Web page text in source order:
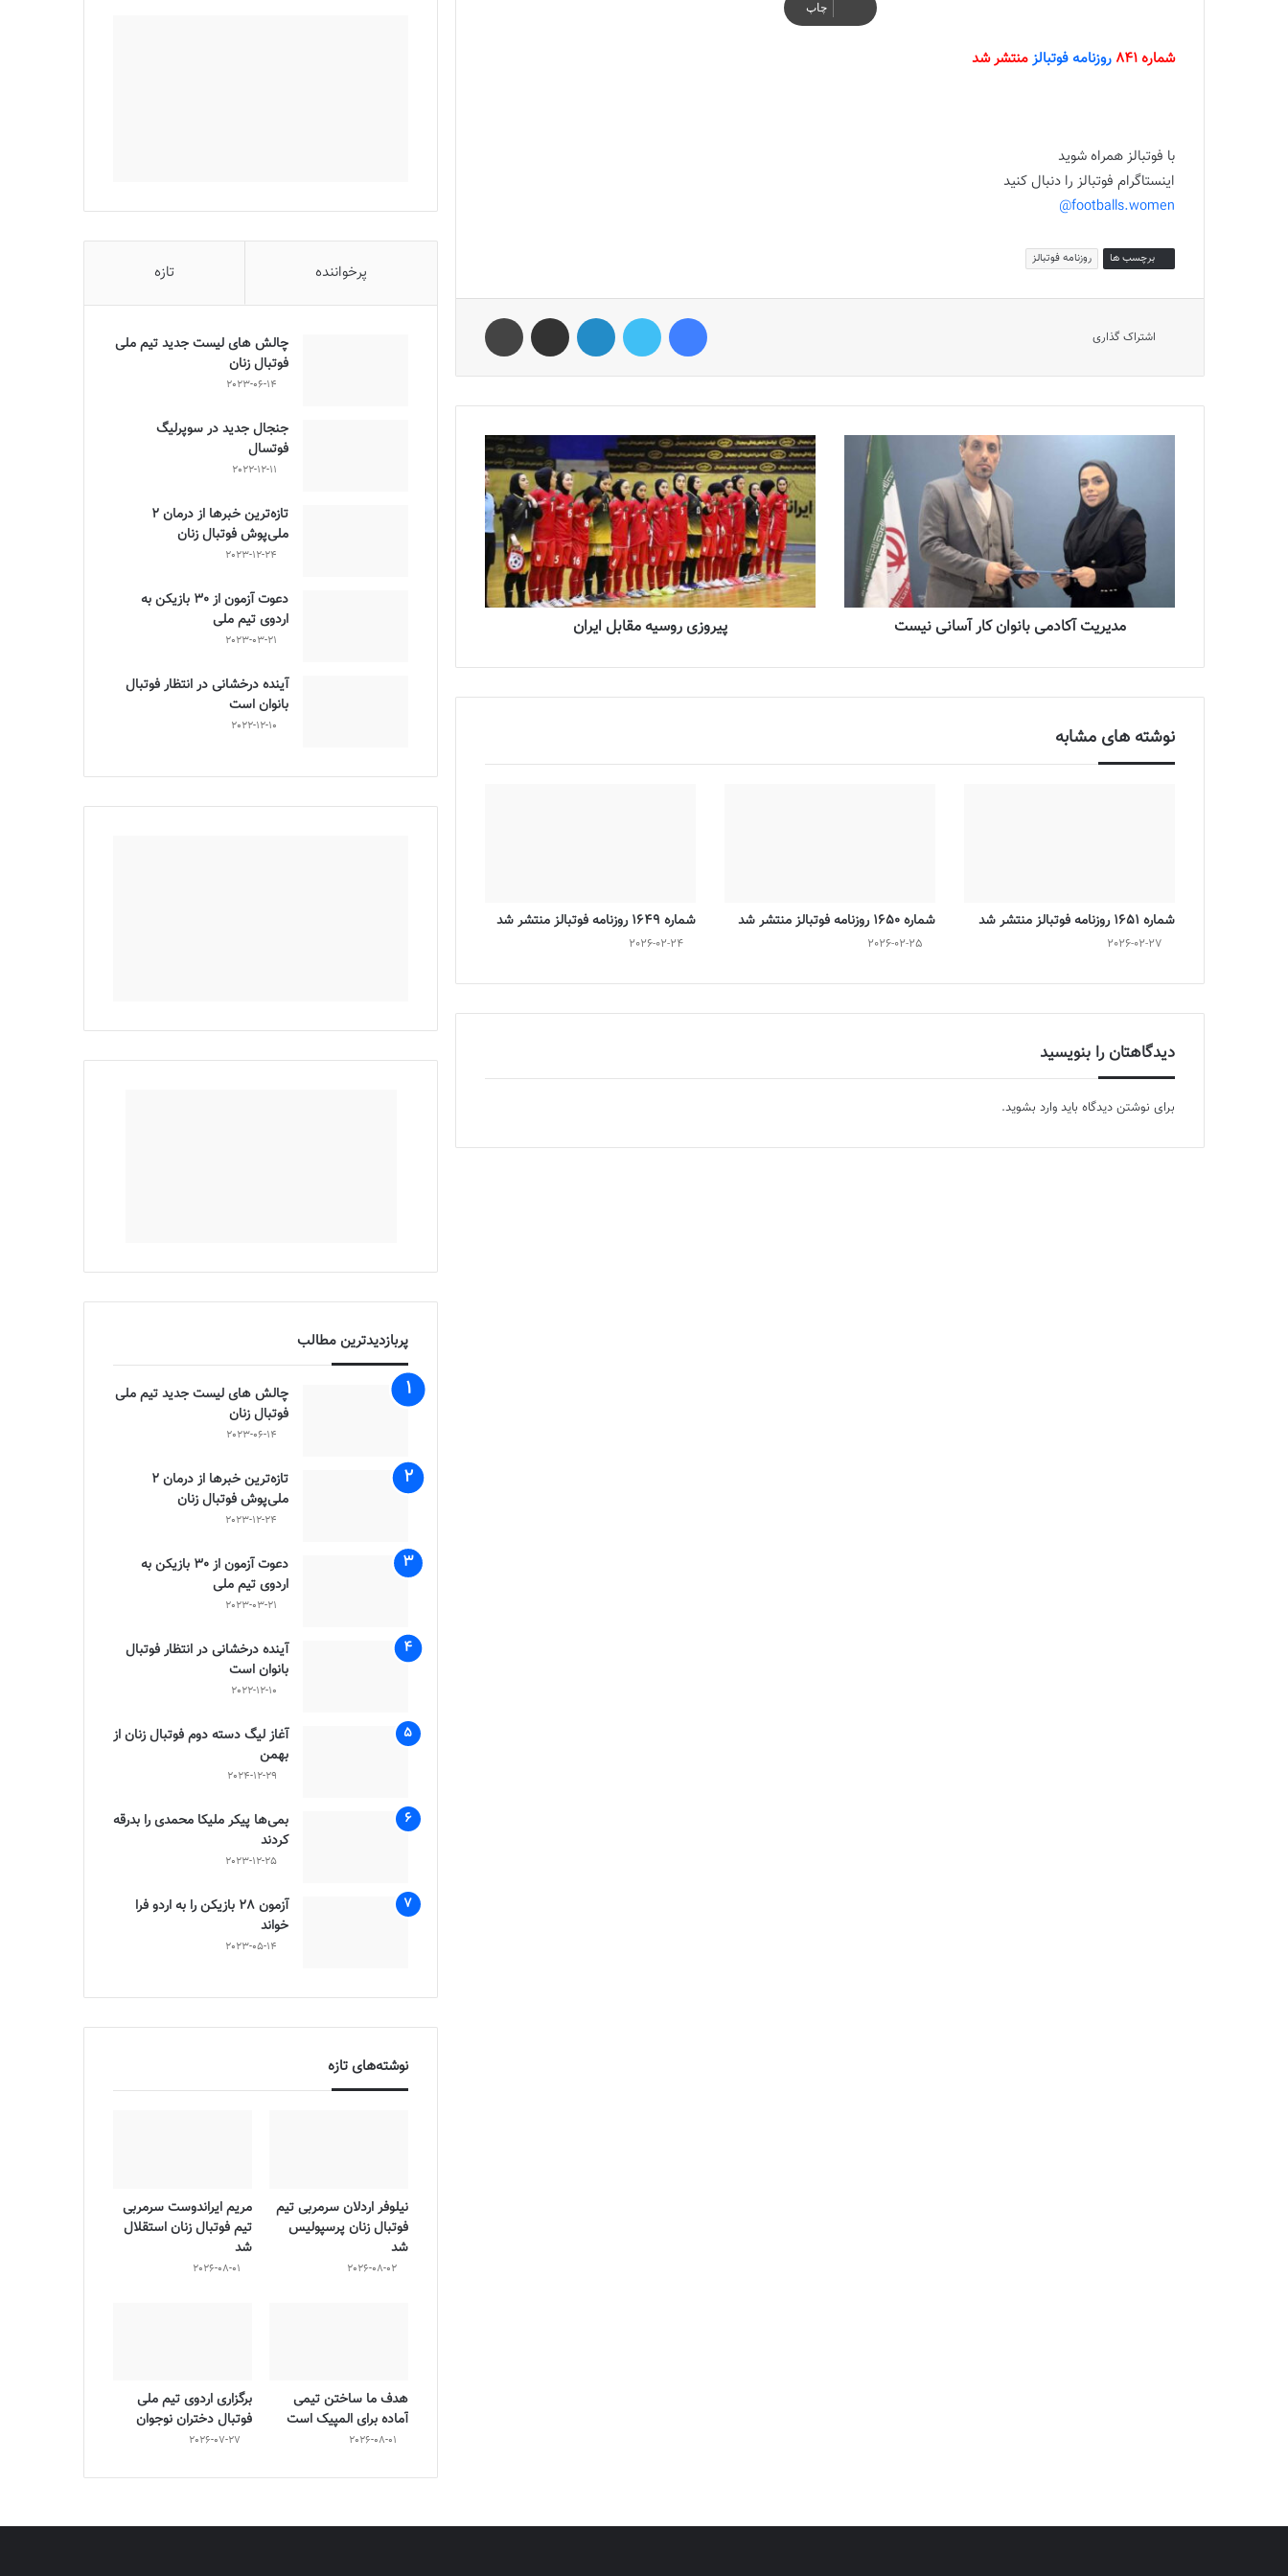
چاپ
شماره 841 روزنامه فوتبالزمنتشر شد
با فوتبالز همراه شوید
اینستاگرام فوتبالز را دنبال کنید
footballs.women@
برچسب ها روزنامه فوتبالز
اشتراک گذاری
مدیریت آکادمی بانوان کار آسانی نیست پیروزی روسیه مقابل ایران
نوشته های مشابه
شماره 1651 روزنامه فوتبالز منتشر شد
2026-02-27
شماره 1650 روزنامه فوتبالز منتشر شد
2026-02-25
شماره 1649 روزنامه فوتبالز منتشر شد
2026-02-24
دیدگاهتان را بنویسید
برای نوشتن دیدگاه باید وارد بشوید.
پرخواننده تازه
چالش هاى ليست جدید تيم ملى
فوتبال زنان
2023-06-14
جنجال جدید در سوپرلیگ
فوتسال
2022-12-11
تازه‌ترین خبرها از درمان ۲
ملی‌پوش فوتبال زنان
2023-12-24
دعوت آزمون از 30 بازیکن به
اردوی تیم ملی
2023-03-21
آینده درخشانی در انتظار فوتبال
بانوان است
2022-12-10
پربازدیدترین مطالب
چالش هاى ليست جدید تيم ملى
فوتبال زنان
2023-06-14
تازه‌ترین خبرها از درمان ۲
ملی‌پوش فوتبال زنان
2023-12-24
دعوت آزمون از 30 بازیکن به
اردوی تیم ملی
2023-03-21
آینده درخشانی در انتظار فوتبال
بانوان است
2022-12-10
آغاز لیگ دسته دوم فوتبال زنان از
بهمن
2024-12-29
بمی‌ها پیکر ملیکا محمدی را بدرقه
کردند
2023-12-25
آزمون 28 بازیکن را به اردو فرا
خواند
2023-05-14
نوشته‌های تازه
نیلوفر اردلان سرمربی تیم
فوتبال زنان پرسپولیس
شد
2026-08-02
مریم ایراندوست سرمربی
تیم فوتبال زنان استقلال
شد
2026-08-01
هدف ما ساختن تیمی
آماده برای المپیک است
2026-08-01
برگزاری اردوی تیم ملی
فوتبال دختران نوجوان
2026-07-27